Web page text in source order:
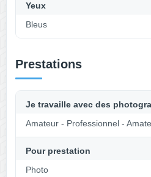
Yeux
Bleus
Prestations
Je travaille avec des
Amateur - Professionnel -
Pour prestation
Photo